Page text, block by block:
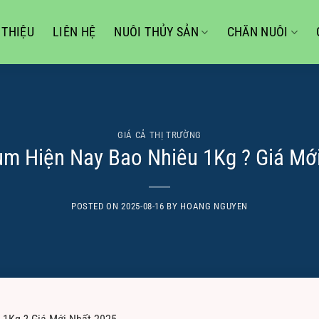
LIÊN HỆ NUÔI THỦY SẢN CHĂN NUÔI
GIÁ CẢ THỊ TRƯỜNG
Hiện Nay Bao Nhiêu 1Kg ? Giá
POSTED ON2025-08-16 BY HOANG NGUYEN